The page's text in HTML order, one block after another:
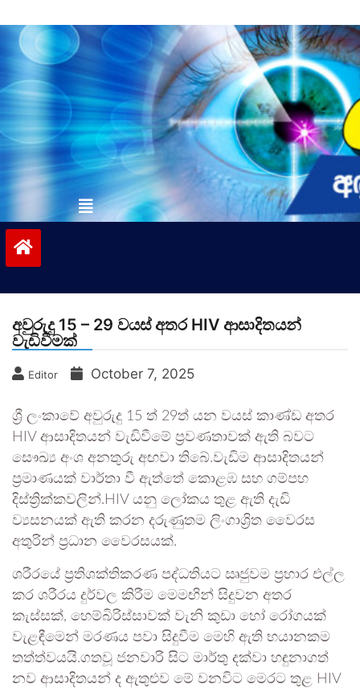
to
contentvinivida.lk
අවුරුදු 15 – 29 වයස් අතර HIV ආසාදිතයන්
වැඩිවීමක්
Editor October 7, 2025
ශ්‍රී ලංකාවේ අවුරුදු 15 ත් 29ත් යන වයස් කාණ්ඩ අතර
HIV ආසාදිතයන් වැඩිවීමේ ප්‍රවණතාවක් ඇති බවට
සෞඛ්‍ය අංශ අනතුරු අඟවා තිබේ.වැඩිම ආසාදිතයන්
ප්‍රමාණයක් වාර්තා වී ඇත්තේ කොළඹ සහ ගම්පහ
දිස්ත්‍රික්කවලින්.HIV යනු ලෝකය තුළ ඇති දැඩි
ව්‍යසනයක් ඇති කරන දරුණුතම ලිංගාශ්‍රිත වෛරස
අතුරින් ප්‍රධාන වෛරසයක්.
ශරීරයේ ප්‍රතිශක්තිකරණ පද්ධතියට ඍජුවම ප්‍රහාර එල්ල
කර ශරීරය දුර්වල කිරීම මෙමඟින් සිදුවන අතර
කැස්සක්, හෙම්බිරිස්සාවක් වැනි කුඩා හෝ රෝගයක්
වැළඳීමෙන් මරණය පවා සිදුවීම මෙහි ඇති භයානකම
තත්ත්වයයි.ගතවූ ජනවාරි සිට මාර්තු දක්වා හඳුනාගත්
නව ආසාදිතයන් ද ඇතුළුව මේ වනවිට මෙරට තුළ HIV